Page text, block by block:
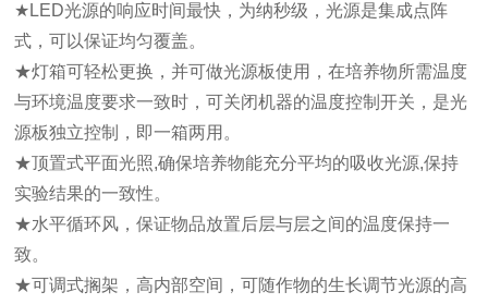
★LED光源的响应时间最快，为纳秒级，光源是集成点阵
式，可以保证均匀覆盖。
★灯箱可轻松更换，并可做光源板使用，在培养物所需温度
与环境温度要求一致时，可关闭机器的温度控制开关，是光
源板独立控制，即一箱两用。
★顶置式平面光照,确保培养物能充分平均的吸收光源,保持
实验结果的一致性。
★水平循环风，保证物品放置后层与层之间的温度保持一
致。
★可调式搁架，高内部空间，可随作物的生长调节光源的高